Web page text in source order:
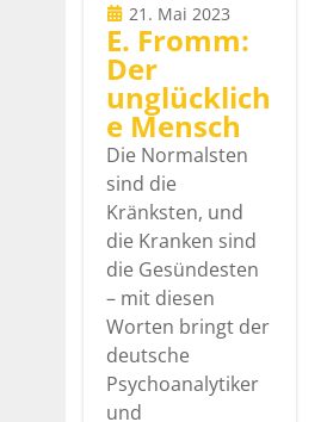
21. Mai 2023
E. Fromm:
Der
unglücklich
e Mensch
Die Normalsten
sind die
Kränksten, und
die Kranken sind
die Gesündesten
– mit diesen
Worten bringt der
deutsche
Psychoanalytiker
und